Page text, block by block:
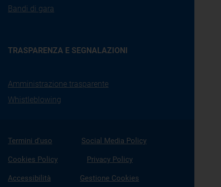
Bandi di gara
TRASPARENZA E SEGNALAZIONI
Amministrazione trasparente
Whistleblowing
Termini d'uso Social Media Policy
Cookies Policy Privacy Policy
Accessibilità Gestione Cookies